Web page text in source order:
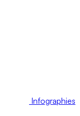
Infographies